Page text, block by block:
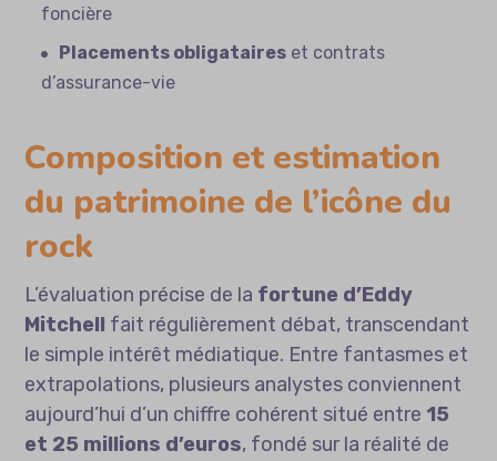
foncière
Placements obligataires et contrats
d’assurance-vie
Composition et estimation
du patrimoine de l’icône du
rock
L’évaluation précise de la fortune d’Eddy
Mitchell fait régulièrement débat, transcendant
le simple intérêt médiatique. Entre fantasmes et
extrapolations, plusieurs analystes conviennent
aujourd’hui d’un chiffre cohérent situé entre 15
et 25 millions d’euros, fondé sur la réalité de